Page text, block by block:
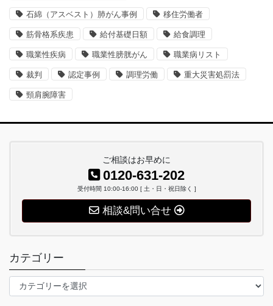
石綿（アスベスト）肺がん事例 移住労働者
筋骨格系疾患 給付基礎日額 給食調理
職業性疾病 職業性膀胱がん 職業病リスト
裁判 認定事例 調理労働 重大災害処罰法
頸肩腕障害
ご相談はお早めに
0120-631-202
受付時間 10:00-16:00 [ 土・日・祝日除く ]
相談&問い合せ
カテゴリー
テ